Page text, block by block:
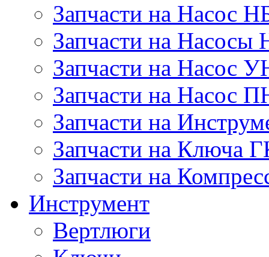
Запчасти на Насос
Запчасти на
Запчасти на Насос
Запчасти на Насос
Запчасти на
Запчасти на Ключа
Запчасти на
Инструмент
Вертлюги